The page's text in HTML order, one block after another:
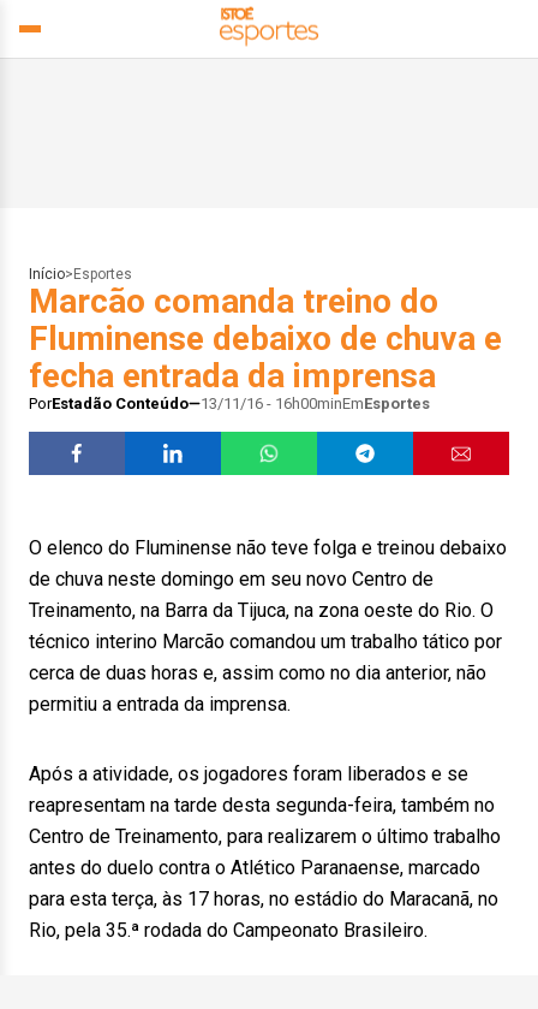
Início> Esportes
Marcão comanda treino do
Fluminense debaixo de chuva e
fecha entrada da imprensa
PorEstadão Conteúdo 13/11/16 - 16h00minEmEsportes
O elenco do Fluminense não teve folga e treinou debaixo
de chuva neste domingo em seu novo Centro de
Treinamento, na Barra da Tijuca, na zona oeste do Rio. O
técnico interino Marcão comandou um trabalho tático por
cerca de duas horas e, assim como no dia anterior, não
permitiu a entrada da imprensa.
Após a atividade, os jogadores foram liberados e se
reapresentam na tarde desta segunda-feira, também no
Centro de Treinamento, para realizarem o último trabalho
antes do duelo contra o Atlético Paranaense, marcado
para esta terça, às 17 horas, no estádio do Maracanã, no
Rio, pela 35.ª rodada do Campeonato Brasileiro.